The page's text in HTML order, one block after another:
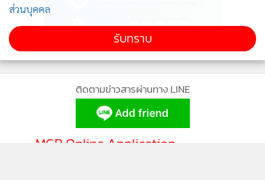
ติดตามข่าวสารผ่านทาง LINE
MGR Online Application
ส่วนบุคคล
รับทราบ